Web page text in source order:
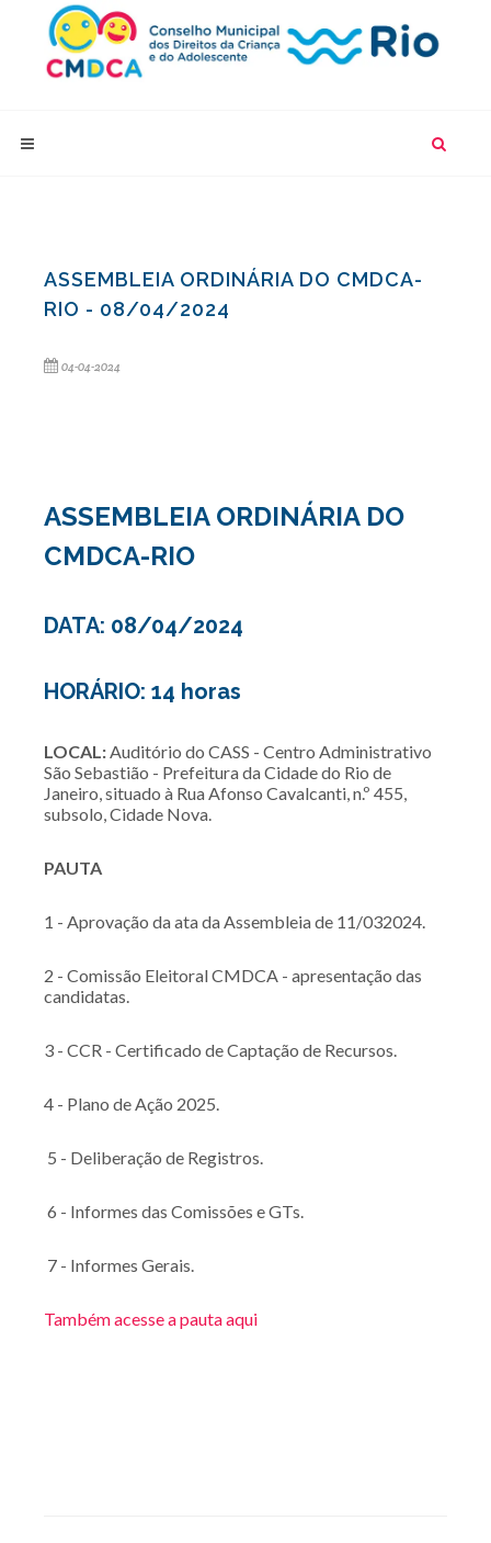
ASSEMBLEIA ORDINÁRIA DO CMDCA-
RIO - 08/04/2024
04-04-2024
ASSEMBLEIA ORDINÁRIA DO
CMDCA-RIO
DATA: 08/04/2024
HORÁRIO: 14 horas
LOCAL:Auditório do CASS - Centro Administrativo
São Sebastião - Prefeitura da Cidade do Rio de
Janeiro, situado à Rua Afonso Cavalcanti, n.º 455,
subsolo, Cidade Nova.
PAUTA
1 - Aprovação da ata da Assembleia de 11/032024.
2 - Comissão Eleitoral CMDCA - apresentação das
candidatas.
3 - CCR - Certificado de Captação de Recursos.
4 - Plano de Ação 2025.
5 - Deliberação de Registros.
6 - Informes das Comissões e GTs.
7 - Informes Gerais.
Também acesse a pauta aqui